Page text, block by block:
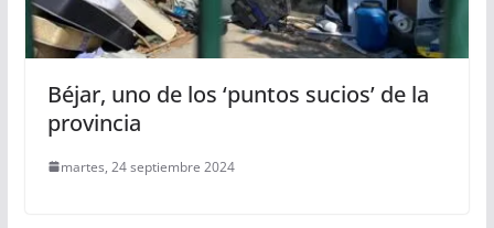
Béjar, uno de los ‘puntos sucios’ de la
provincia
martes, 24 septiembre 2024